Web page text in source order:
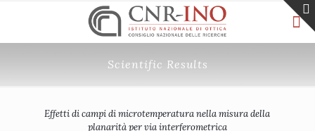
Scientific Results
Effetti di campi di microtemperatura nella misura della
planarità per via interferometrica